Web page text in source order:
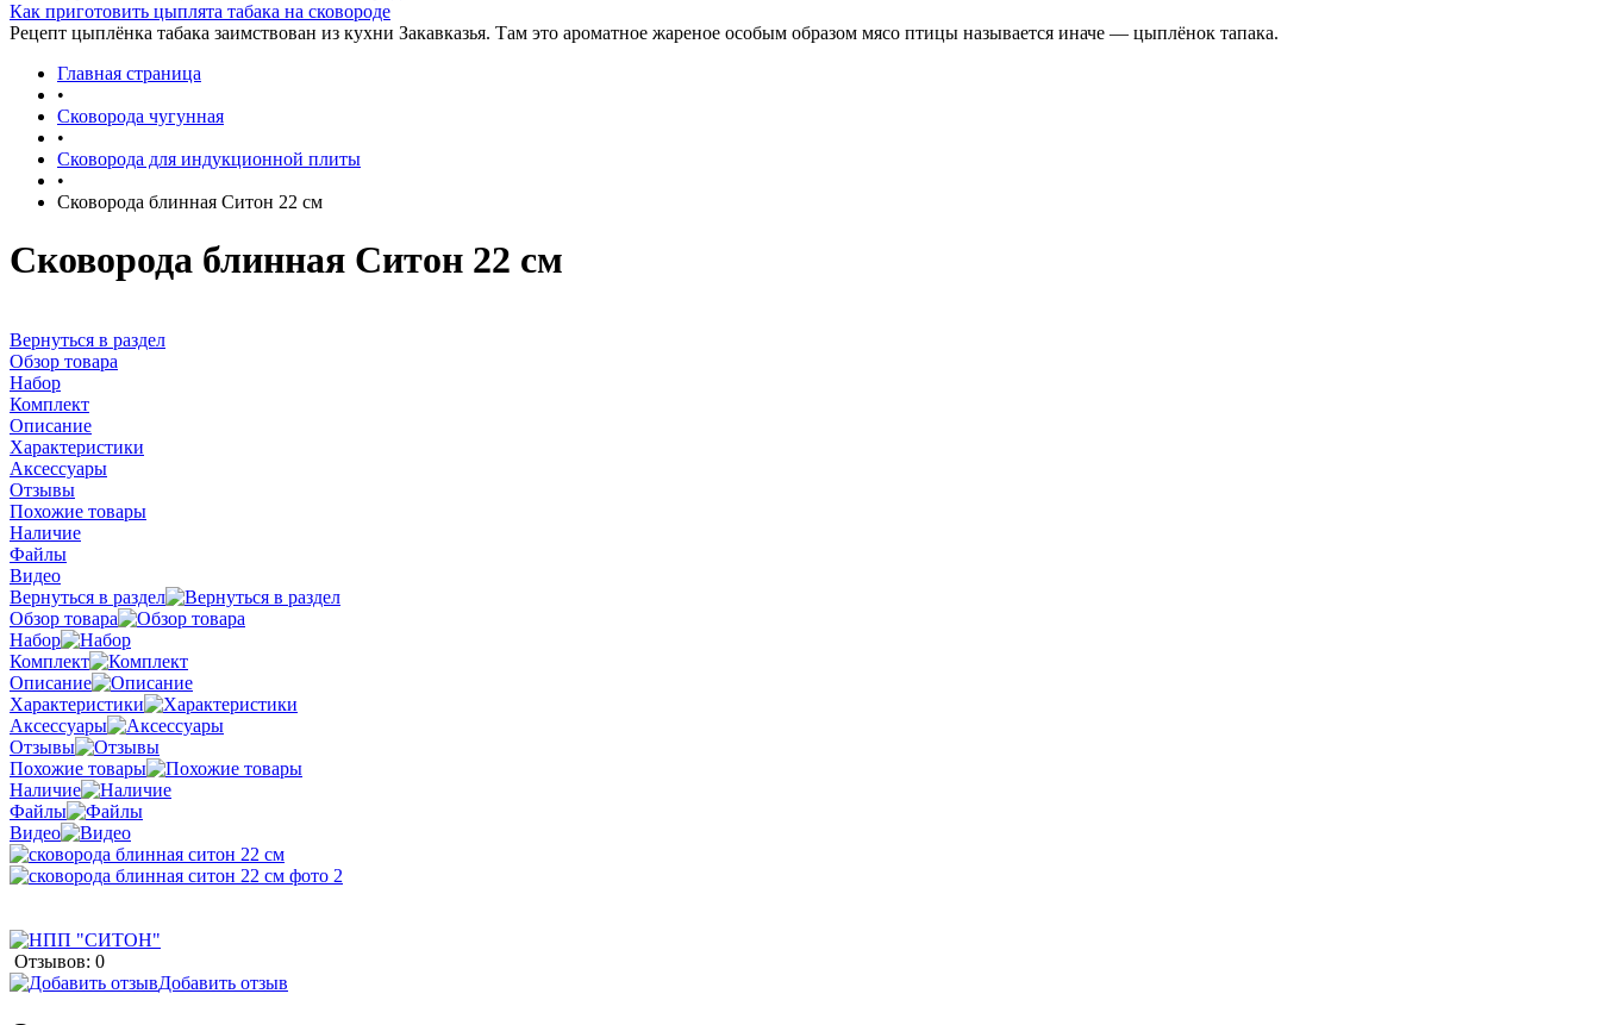
Как приготовить цыплята табака на сковороде
Рецепт цыплёнка табака заимствован из кухни Закавказья. Там это ароматное жареное особым образом мясо птицы называется иначе — цыплёнок тапака.
Главная страница
•
Сковорода чугунная
•
Сковорода для индукционной плиты
•
Сковорода блинная Ситон 22 см
Сковорода блинная Ситон 22 см
Вернуться в раздел
Обзор товара
Набор
Комплект
Описание
Характеристики
Аксессуары
Отзывы
Похожие товары
Наличие
Файлы
Видео
Вернуться в раздел
Обзор товара
Набор
Комплект
Описание
Характеристики
Аксессуары
Отзывы
Похожие товары
Наличие
Файлы
Видео
Отзывов: 0
Добавить отзыв